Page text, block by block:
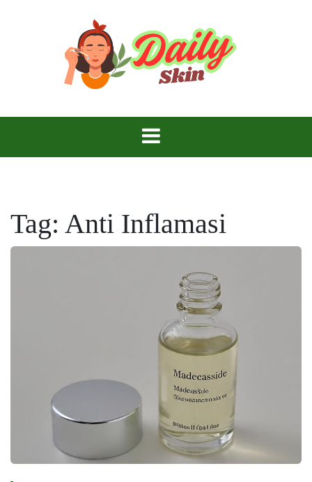
Daily Skin
Tag: Anti Inflamasi